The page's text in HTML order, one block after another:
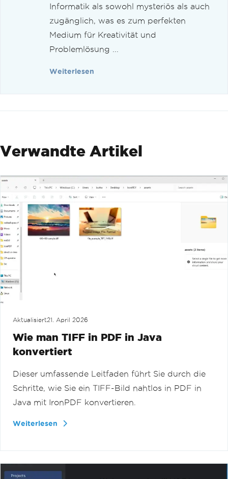
Informatik als sowohl mysteriös als auch
zugänglich, was es zum perfekten
Medium für Kreativität und
Problemlösung ...
Weiterlesen
Verwandte Artikel
Aktualisiert21. April 2026
Wie man TIFF in PDF in Java
konvertiert
Dieser umfassende Leitfaden führt Sie durch die
Schritte, wie Sie ein TIFF-Bild nahtlos in PDF in
Java mit IronPDF konvertieren.
Weiterlesen